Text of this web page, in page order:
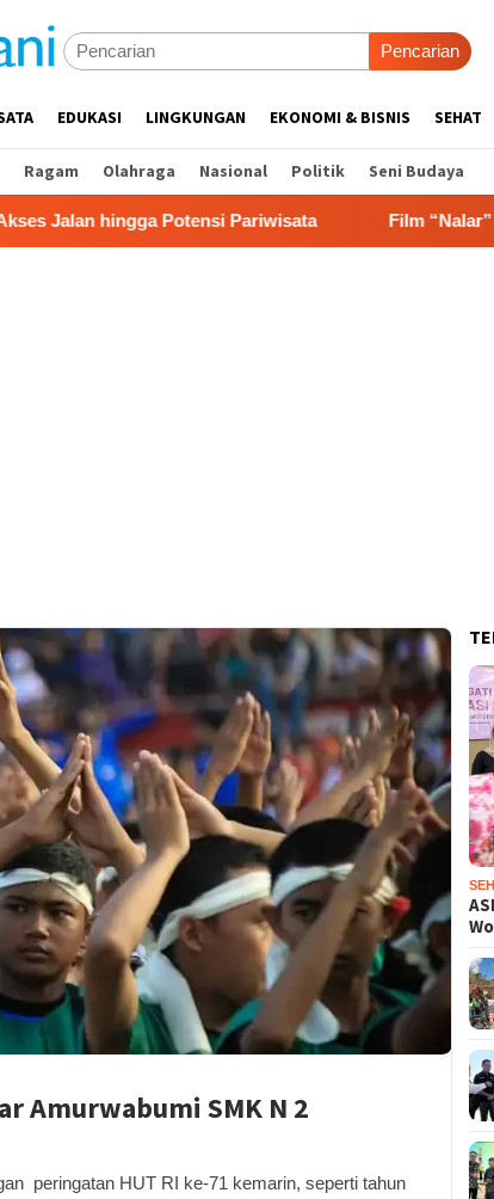
Pencarian
EDUKASI LINGKUNGAN EKONOMI & BISNIS SEHAT
Ragam Olahraga Nasional Politik Seni Budaya
Potensi Pariwisata Film “Nalar” Karya Guru
Amurwabumi SMK N 2
peringatan HUT RI ke-71 kemarin, seperti tahun